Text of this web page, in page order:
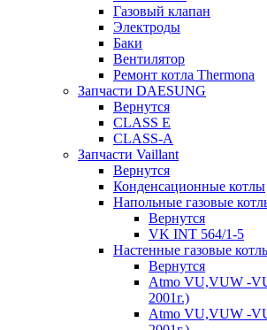
Газовый клапан
Электроды
Баки
Вентилятор
Ремонт котла Thermona
Запчасти DAESUNG
Вернутся
CLASS E
CLASS-A
Запчасти Vaillant
Вернутся
Конденсационные котлы
Напольные газовые
Вернутся
VK INT 564/1-5
Настенные газовые
Вернутся
Atmo VU,VUW -
2001г.)
Atmo VU,VUW -